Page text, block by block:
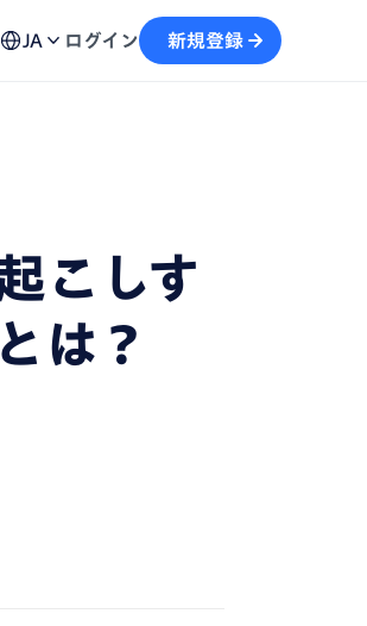
がスムーズに
など各種お問い合わせ窓口を
JA ログイン 新規登録
こしす
は？